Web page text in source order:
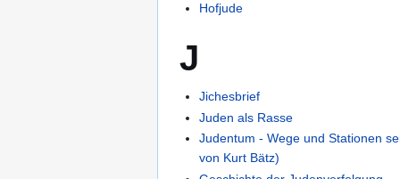
Hofjude
J
Jichesbrief
Juden als Rasse
Judentum - Wege und Stationen
von Kurt Bätz)